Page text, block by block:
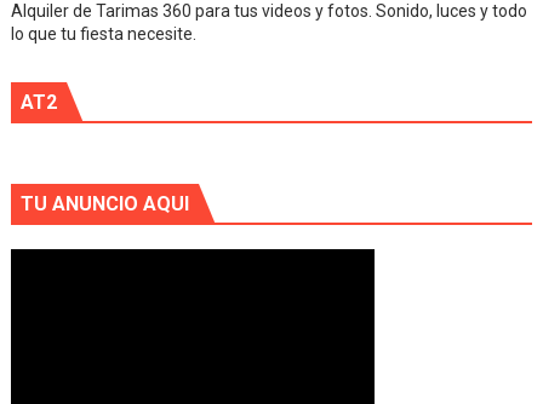
Alquiler de Tarimas 360 para tus videos y fotos. Sonido, luces y todo
lo que tu fiesta necesite.
AT2
TU ANUNCIO AQUI